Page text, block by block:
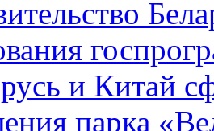
и Китай
парка